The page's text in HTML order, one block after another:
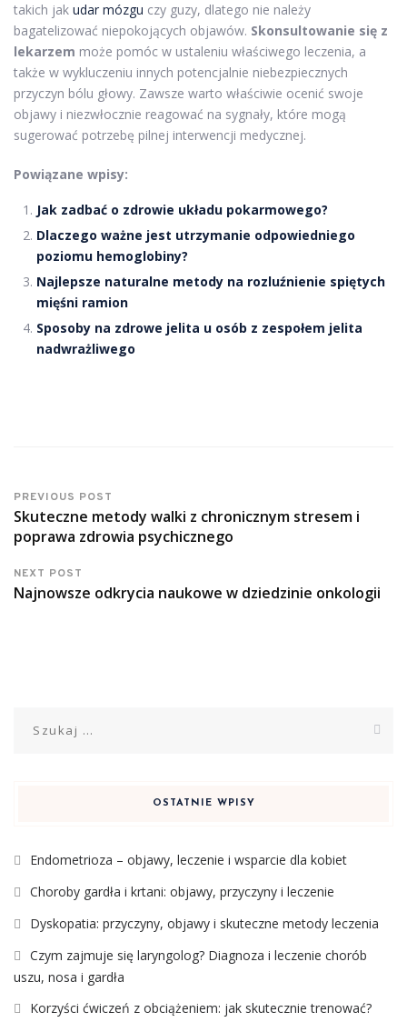
takich jak udar mózgu czy guzy, dlatego nie należy
bagatelizować niepokojących objawów. Skonsultowanie się z
lekarzem może pomóc w ustaleniu właściwego leczenia, a
także w wykluczeniu innych potencjalnie niebezpiecznych
przyczyn bólu głowy. Zawsze warto właściwie ocenić swoje
objawy i niezwłocznie reagować na sygnały, które mogą
sugerować potrzebę pilnej interwencji medycznej.
Powiązane wpisy:
Jak zadbać o zdrowie układu pokarmowego?
Dlaczego ważne jest utrzymanie odpowiedniego
poziomu hemoglobiny?
Najlepsze naturalne metody na rozluźnienie spiętych
mięśni ramion
Sposoby na zdrowe jelita u osób z zespołem jelita
nadwrażliwego
PREVIOUS POST
Skuteczne metody walki z chronicznym stresem i
poprawa zdrowia psychicznego
NEXT POST
Najnowsze odkrycia naukowe w dziedzinie onkologii
OSTATNIE WPISY
Endometrioza – objawy, leczenie i wsparcie dla kobiet
Choroby gardła i krtani: objawy, przyczyny i leczenie
Dyskopatia: przyczyny, objawy i skuteczne metody leczenia
Czym zajmuje się laryngolog? Diagnoza i leczenie chorób
uszu, nosa i gardła
Korzyści ćwiczeń z obciążeniem: jak skutecznie trenować?